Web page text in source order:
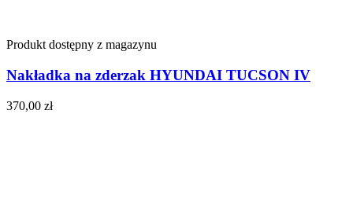
Produkt dostępny z magazynu
Nakładka na zderzak HYUNDAI TUCSON IV
370,00 zł